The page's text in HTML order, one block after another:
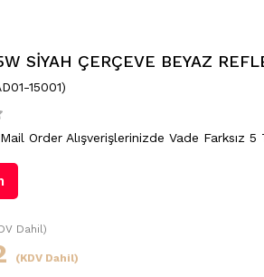
SİYAH ÇERÇEVE BEYAZ
15001)
Order Alışverişlerinizde Vade Farksız 5
Dahil)
(KDV Dahil)